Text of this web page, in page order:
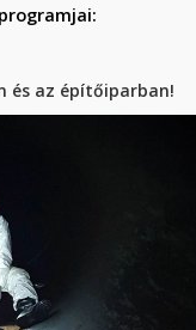
és az építőiparban!